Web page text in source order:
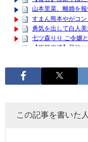
この記事を書いた人